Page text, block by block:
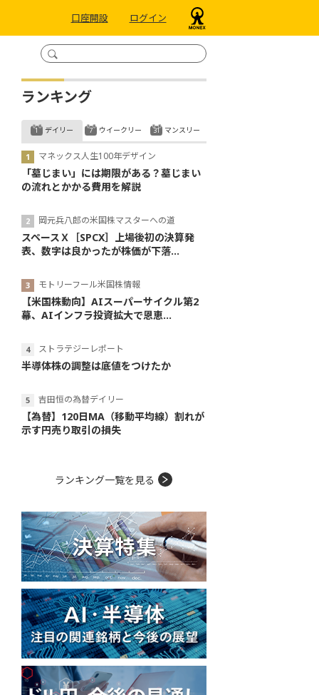
口座開設 ログイン
ランキング
デイリー
マネックス人生100年デザイン
「墓じまい」には期限がある？墓じまい
の流れとかかる費用を解説
岡元兵八郎の米国株マスターへの道
スペースＸ［SPCX］上場後初の決算発
表、数字は良かったが株価が下落...
モトリーフール米国株情報
【米国株動向】AIスーパーサイクル第2
幕、AIインフラ投資拡大で恩恵...
ストラテジーレポート
半導体株の調整は底値をつけたか
吉田恒の為替デイリー
【為替】120日MA（移動平均線）割れが
示す円売り取引の損失
ウイークリー マンスリー
ランキング一覧を見る